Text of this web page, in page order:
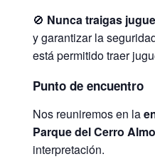
🚫 Nunca traigas
y garantizar la
está permitido traer
Punto de encuentro
Nos reuniremos en la
Parque del Cerro
interpretación.